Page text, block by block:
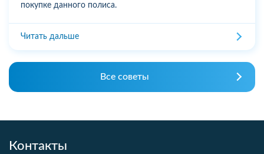
покупке данного полиса.
Читать дальше
Все советы
Контакты